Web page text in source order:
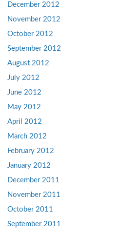
December 2012
November 2012
October 2012
September 2012
August 2012
July 2012
June 2012
May 2012
April 2012
March 2012
February 2012
January 2012
December 2011
November 2011
October 2011
September 2011